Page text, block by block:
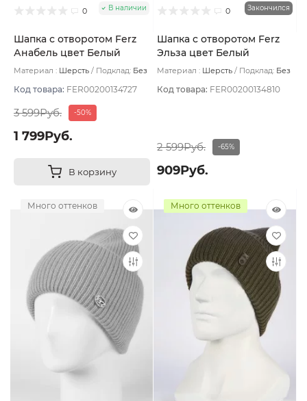
0 В наличии
Шапка с отворотом Ferz
Анабель цвет Белый
Материал : Шерсть Подклад: Без
Код товара: FER00200134727
3 599Руб. -50%
1 799Руб.
В корзину
0 Закончился
Шапка с отворотом Ferz
Эльза цвет Белый
Материал : Шерсть Подклад: Без
Код товара: FER00200134810
2 599Руб. -65%
909Руб.
Много оттенков Много оттенков